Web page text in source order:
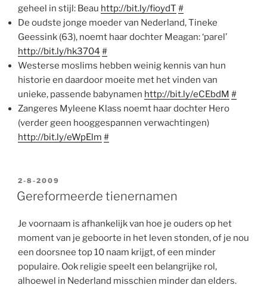
geheel in stijl: Beau http://bit.ly/fioydT #
De oudste jonge moeder van Nederland, Tineke
Geessink (63), noemt haar dochter Meagan: ‘parel’
http://bit.ly/hk3704 #
Westerse moslims hebben weinig kennis van hun
historie en daardoor moeite met het vinden van
unieke, passende babynamen http://bit.ly/eCEbdM #
Zangeres Myleene Klass noemt haar dochter Hero
(verder geen hooggespannen verwachtingen)
http://bit.ly/eWpElm #
GEPLAATST
OP
2-8-2009
Gereformeerde tienernamen
Je voornaam is afhankelijk van hoe je ouders op het
moment van je geboorte in het leven stonden, of je nou
een doorsnee top 10 naam krijgt, of een minder
populaire. Ook religie speelt een belangrijke rol,
alhoewel in Nederland misschien minder dan elders.